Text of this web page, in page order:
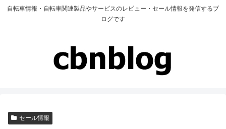
自転車情報・自転車関連製品やサービスのレビュー・セール情報を発信するブ
ログです
セール情報